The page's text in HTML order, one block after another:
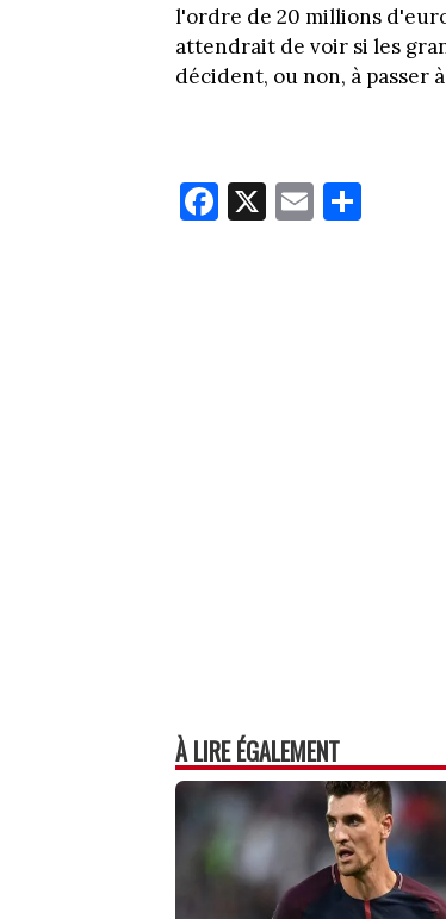
l'ordre de 20 millions
attendrait de voir si les
décident, ou non, à passer
Fa
ce
X E
m
À LIRE ÉGALEMENT